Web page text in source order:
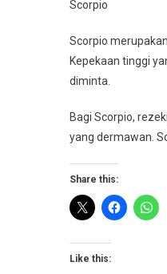
Scorpio
Scorpio
Kepekaan tinggi
diminta.
Bagi Scorpio,
yang dermawan.
Share this:
Like this: